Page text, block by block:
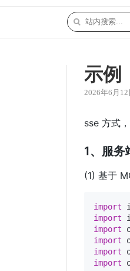
示例
2026年6月
sse 方式
1、服务
(1) 基于
import
import
import
import
import
import